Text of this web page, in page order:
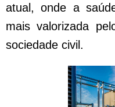
atual, onde a
mais valorizada
sociedade civil.